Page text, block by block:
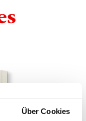
Über Cookies